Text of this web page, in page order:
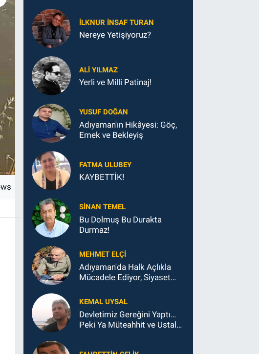
İLKNUR İNSAF TURAN
Nereye Yetişiyoruz?
ALI YILMAZ
Yerli ve Milli Patinaj!
YUSUF DOĞAN
Adıyaman'ın Hikâyesi: Göç,
Emek ve Bekleyiş
FATMA ULUBEY
KAYBETTİK!
SINAN TEMEL
Bu Dolmuş Bu Durakta
Durmaz!
MEHMET ELÇI
Adıyaman'da Halk Açlıkla
Mücadele Ediyor, Siyaset
KEMAL UYSAL
Devletimiz Gereğini Yaptı…
Peki Ya Müteahhit ve Ustalar